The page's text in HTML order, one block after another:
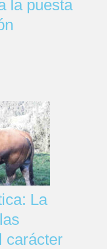
la puesta
La
carácter